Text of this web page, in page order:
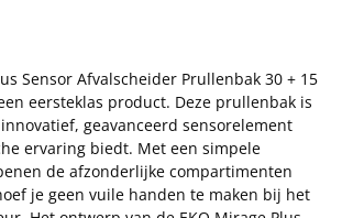
Sensor Afvalscheider Prullenbak 30 + 15
eersteklas product. Deze prullenbak is
geavanceerd sensorelement
ervaring biedt. Met een simpele
de afzonderlijke compartimenten
je geen vuile handen te maken bij het